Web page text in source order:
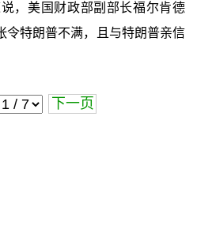
说，美国财政部副部长福尔肯德
令特朗普不满，且与特朗普亲信
下一页